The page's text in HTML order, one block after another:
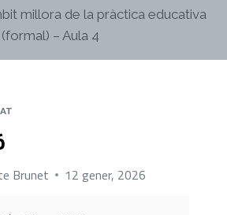
millora de la pràctica educativa
(formal) – Aula 4
Brunet 12 gener, 2026